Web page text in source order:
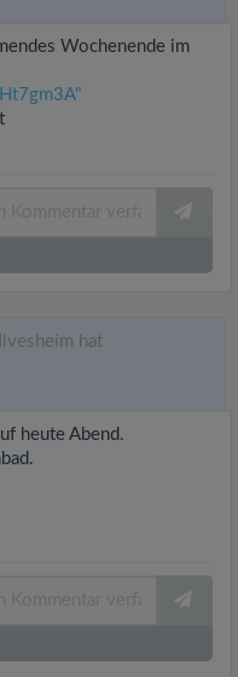
Wochenende im
hat
heute Abend.